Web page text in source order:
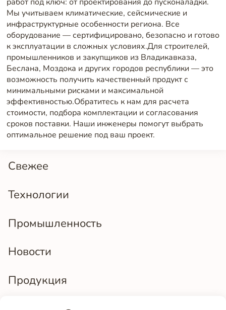
Свежее
Технологии
Промышленность
Новости
Продукция
Мы учитываем климатические, сейсмические и
инфраструктурные особенности региона. Все
оборудование — сертифицировано, безопасно и готово
к эксплуатации в сложных условиях.Для строителей,
промышленников и закупщиков из Владикавказа,
Беслана, Моздока и других городов республики — это
возможность получить качественный продукт с
минимальными рисками и максимальной
эффективностью.Обратитесь к нам для расчета
стоимости, подбора комплектации и согласования
сроков поставки. Наши инженеры помогут выбрать
оптимальное решение под ваш проект.